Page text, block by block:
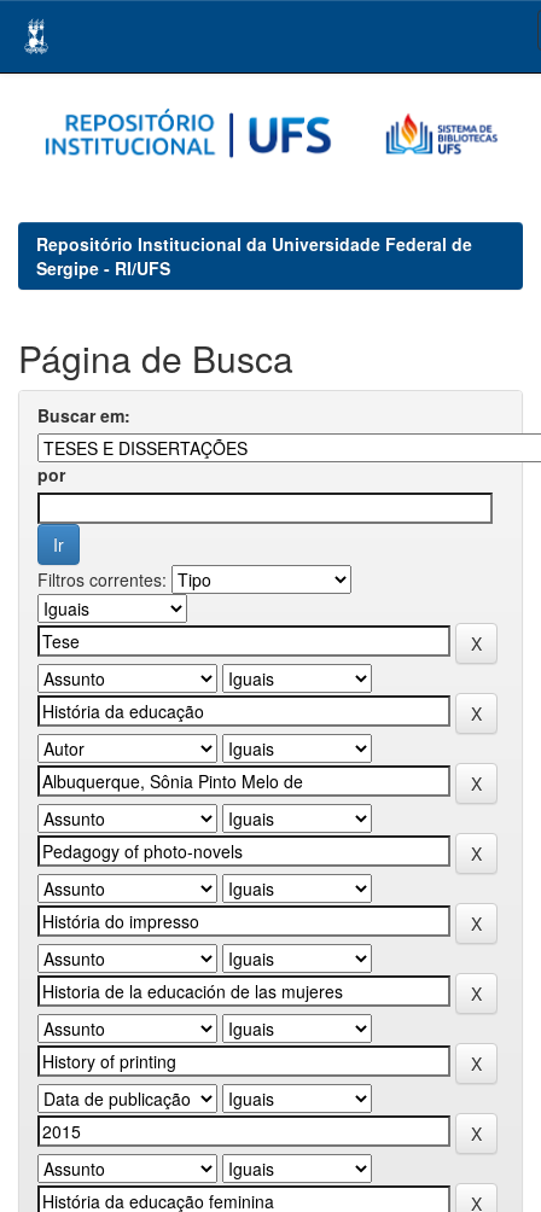
navigation
Repositório Institucional da Universidade Federal de
Sergipe - RI/UFS
Página de Busca
Buscar em:
por
Filtros correntes: